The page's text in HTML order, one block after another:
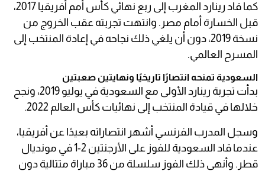
كما قاد رينارد المغرب إلى ربع نهائي كأس أمم أفريقيا 2017،
قبل الخسارة أمام مصر. وانتهت تجربته عقب الخروج من
نسخة 2019، دون أن يلغي ذلك نجاحه في إعادة المنتخب إلى
المسرح العالمي.
السعودية تمنحه انتصارًا تاريخيًا ونهايتين صعبتين
بدأت تجربة رينارد الأولى مع السعودية في يوليو 2019، ونجح
خلالها في قيادة المنتخب إلى نهائيات كأس العالم 2022.
وسجل المدرب الفرنسي أشهر انتصاراته بعيدًا عن أفريقيا،
عندما قاد السعودية للفوز على الأرجنتين 2-1 في مونديال
قطر. وأنهى ذلك الفوز سلسلة من 36 مباراة متتالية دون